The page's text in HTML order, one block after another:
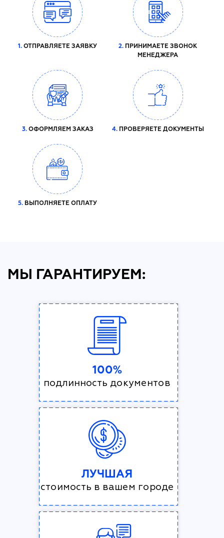
1. ОТПРАВЛЯЕТЕ ЗАЯВКУ 2. ПРИНИМАЕТЕ ЗВОНОК
МЕНЕДЖЕРА
3.ОФОРМЛЯЕМ ЗАКАЗ 4.ПРОВЕРЯЕТЕ ДОКУМЕНТЫ
5. ВЫПОЛНЯЕТЕ ОПЛАТУ
МЫ ГАРАНТИРУЕМ:
100%
подлинность документов
ЛУЧШАЯ
стоимость в вашем городе